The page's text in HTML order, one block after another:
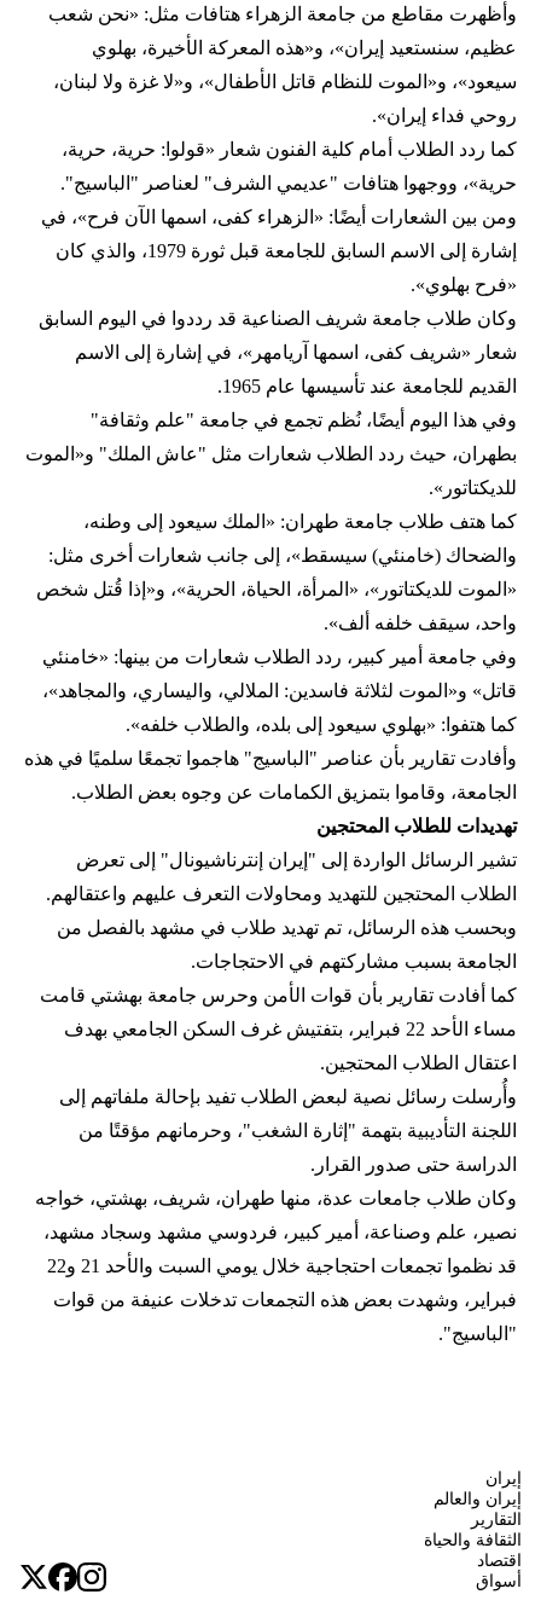
وأظهرت مقاطع من جامعة الزهراء هتافات مثل: «نحن شعب
عظيم، سنستعيد إيران»، و«هذه المعركة الأخيرة، بهلوي
سيعود»، و«الموت للنظام قاتل الأطفال»، و«لا غزة ولا لبنان،
روحي فداء إيران».
كما ردد الطلاب أمام كلية الفنون شعار «قولوا: حرية، حرية،
حرية»، ووجهوا هتافات "عديمي الشرف" لعناصر "الباسيج".
ومن بين الشعارات أيضًا: «الزهراء كفى، اسمها الآن فرح»، في
إشارة إلى الاسم السابق للجامعة قبل ثورة 1979، والذي كان
«فرح بهلوي».
وكان طلاب جامعة شريف الصناعية قد رددوا في اليوم السابق
شعار «شريف كفى، اسمها آريامهر»، في إشارة إلى الاسم
القديم للجامعة عند تأسيسها عام 1965.
وفي هذا اليوم أيضًا، نُظم تجمع في جامعة "علم وثقافة"
بطهران، حيث ردد الطلاب شعارات مثل "عاش الملك" و«الموت
للديكتاتور».
كما هتف طلاب جامعة طهران: «الملك سيعود إلى وطنه،
والضحاك (خامنئي) سيسقط»، إلى جانب شعارات أخرى مثل:
«الموت للديكتاتور»، «المرأة، الحياة، الحرية»، و«إذا قُتل شخص
واحد، سيقف خلفه ألف».
وفي جامعة أمير كبير، ردد الطلاب شعارات من بينها: «خامنئي
قاتل» و«الموت لثلاثة فاسدين: الملالي، واليساري، والمجاهد»،
كما هتفوا: «بهلوي سيعود إلى بلده، والطلاب خلفه».
وأفادت تقارير بأن عناصر "الباسيج" هاجموا تجمعًا سلميًا في هذه
الجامعة، وقاموا بتمزيق الكمامات عن وجوه بعض الطلاب.
تهديدات للطلاب المحتجين
تشير الرسائل الواردة إلى "إيران إنترناشيونال" إلى تعرض
الطلاب المحتجين للتهديد ومحاولات التعرف عليهم واعتقالهم.
وبحسب هذه الرسائل، تم تهديد طلاب في مشهد بالفصل من
الجامعة بسبب مشاركتهم في الاحتجاجات.
كما أفادت تقارير بأن قوات الأمن وحرس جامعة بهشتي قامت
مساء الأحد 22 فبراير، بتفتيش غرف السكن الجامعي بهدف
اعتقال الطلاب المحتجين.
وأُرسلت رسائل نصية لبعض الطلاب تفيد بإحالة ملفاتهم إلى
اللجنة التأديبية بتهمة "إثارة الشغب"، وحرمانهم مؤقتًا من
الدراسة حتى صدور القرار.
وكان طلاب جامعات عدة، منها طهران، شريف، بهشتي، خواجه
نصير، علم وصناعة، أمير كبير، فردوسي مشهد وسجاد مشهد،
قد نظموا تجمعات احتجاجية خلال يومي السبت والأحد 21 و22
فبراير، وشهدت بعض هذه التجمعات تدخلات عنيفة من قوات
"الباسيج".
إيران
إيران والعالم
التقارير
الثقافة والحياة
اقتصاد
أسواق